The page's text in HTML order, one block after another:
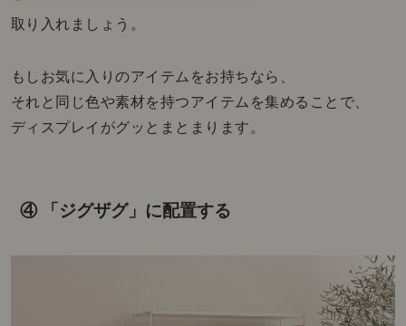
取り入れましょう。
もしお気に入りのアイテムをお持ちなら、
それと同じ色や素材を持つアイテムを集めることで、
ディスプレイがグッとまとまります。
④ 「ジグザグ」に配置する